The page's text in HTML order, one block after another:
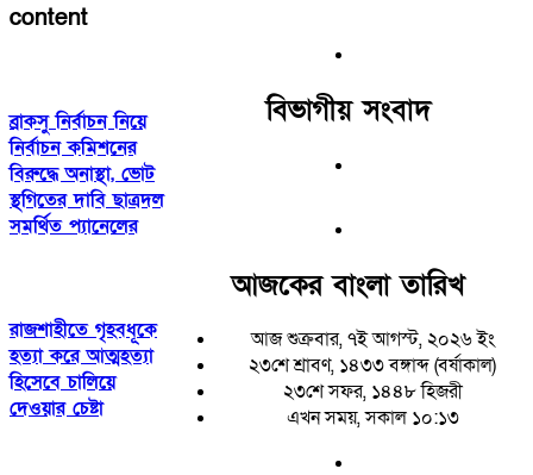
content
ব্রাকসু নির্বাচন নিয়ে
নির্বাচন কমিশনের
বিরুদ্ধে অনাস্থা, ভোট
স্থগিতের দাবি ছাত্রদল
সমর্থিত প্যানেলের
রাজশাহীতে গৃহবধূকে
হত্যা করে আত্মহত্যা
হিসেবে চালিয়ে
দেওয়ার চেষ্টা
বিভাগীয় সংবাদ
আজকের বাংলা তারিখ
আজ শুক্রবার, ৭ই আগস্ট, ২০২৬ ইং
২৩শে শ্রাবণ, ১৪৩৩ বঙ্গাব্দ (বর্ষাকাল)
২৩শে সফর, ১৪৪৮ হিজরী
এখন সময়, সকাল ১০:১৩